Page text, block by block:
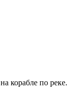
корабле по реке.